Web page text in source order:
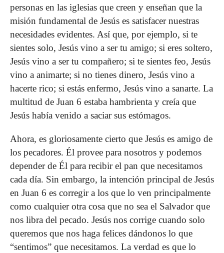
personas en las iglesias que creen y enseñan que la
misión fundamental de Jesús es satisfacer nuestras
necesidades evidentes. Así que, por ejemplo, si te
sientes solo, Jesús vino a ser tu amigo; si eres soltero,
Jesús vino a ser tu compañero; si te sientes feo, Jesús
vino a animarte; si no tienes dinero, Jesús vino a
hacerte rico; si estás enfermo, Jesús vino a sanarte. La
multitud de Juan 6 estaba hambrienta y creía que
Jesús había venido a saciar sus estómagos.
Ahora, es gloriosamente cierto que Jesús es amigo de
los pecadores. Él provee para nosotros y podemos
depender de Él para recibir el pan que necesitamos
cada día. Sin embargo, la intención principal de Jesús
en Juan 6 es corregir a los que lo ven principalmente
como cualquier otra cosa que no sea el Salvador que
nos libra del pecado. Jesús nos corrige cuando solo
queremos que nos haga felices dándonos lo que
“sentimos” que necesitamos. La verdad es que lo